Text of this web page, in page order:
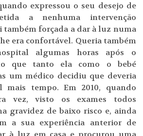
expressou o seu desejo de
a nenhuma intervenção
também forçada a dar à luz numa
era confortável. Queria também
algumas horas após o
que tanto ela como o bebé
um médico decidiu que deveria
tempo. Em 2010, quando
vez, visto os exames todos
gravidez de baixo risco e, ainda
a sua experiência anterior de